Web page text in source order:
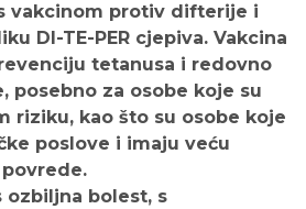
vakcinom protiv difterije i
DI-TE-PER cjepiva. Vakcina
tetanusa i redovno
posebno za osobe koje su
riziku, kao što su osobe koje
poslove i imaju veću
ozbiljna bolest, s